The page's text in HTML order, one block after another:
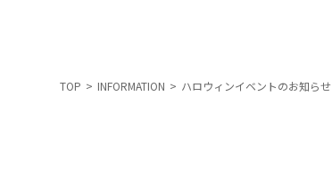
TOP > INFORMATION > ハロウィンイベントのお知らせ